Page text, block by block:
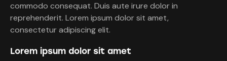
commodo consequat. Duis aute irure dolor in
reprehenderit. Lorem ipsum dolor sit amet,
consectetur adipiscing elit.
Lorem ipsum dolor sit amet